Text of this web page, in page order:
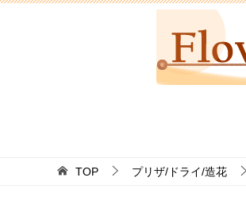
TOP プリザ/ドライ/造花